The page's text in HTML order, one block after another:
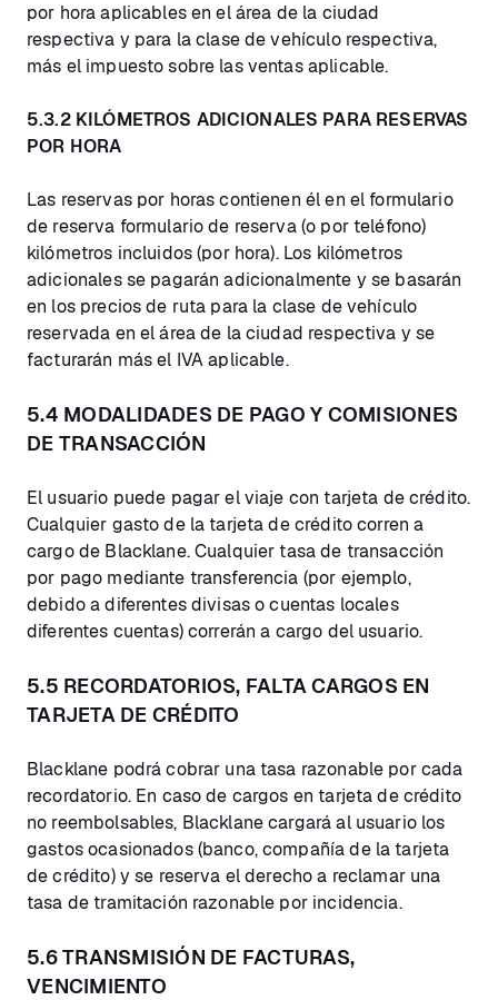
por hora aplicables en el área de la ciudad
respectiva y para la clase de vehículo respectiva,
más el impuesto sobre las ventas aplicable.
5.3.2 KILÓMETROS ADICIONALES PARA RESERVAS
POR HORA
Las reservas por horas contienen él en el formulario
de reserva formulario de reserva (o por teléfono)
kilómetros incluidos (por hora). Los kilómetros
adicionales se pagarán adicionalmente y se basarán
en los precios de ruta para la clase de vehículo
reservada en el área de la ciudad respectiva y se
facturarán más el IVA aplicable.
5.4 MODALIDADES DE PAGO Y COMISIONES
DE TRANSACCIÓN
El usuario puede pagar el viaje con tarjeta de crédito.
Cualquier gasto de la tarjeta de crédito corren a
cargo de Blacklane. Cualquier tasa de transacción
por pago mediante transferencia (por ejemplo,
debido a diferentes divisas o cuentas locales
diferentes cuentas) correrán a cargo del usuario.
5.5 RECORDATORIOS, FALTA CARGOS EN
TARJETA DE CRÉDITO
Blacklane podrá cobrar una tasa razonable por cada
recordatorio. En caso de cargos en tarjeta de crédito
no reembolsables, Blacklane cargará al usuario los
gastos ocasionados (banco, compañía de la tarjeta
de crédito) y se reserva el derecho a reclamar una
tasa de tramitación razonable por incidencia.
5.6 TRANSMISIÓN DE FACTURAS,
VENCIMIENTO